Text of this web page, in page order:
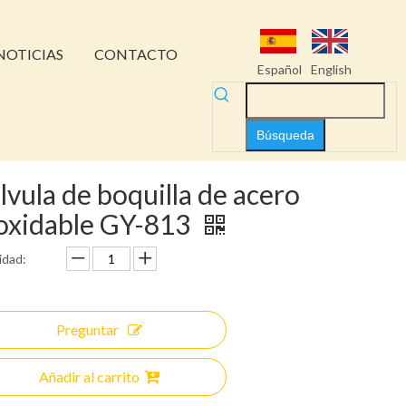
CONTACTO
Español English
Búsqueda
de boquilla de acero
GY-813
Preguntar
Añadir al carrito